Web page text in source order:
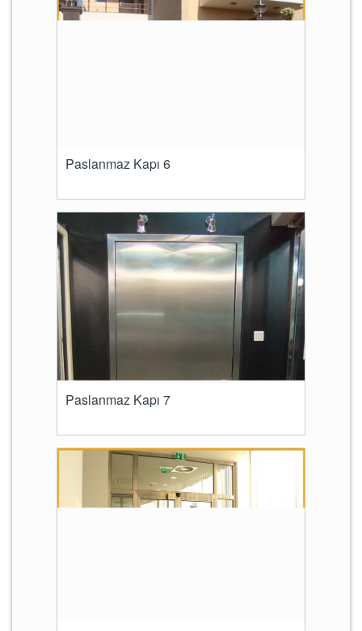
Paslanmaz Kapı 6
Paslanmaz Kapı 7